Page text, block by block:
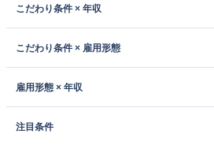
こだわり条件 × 年収
こだわり条件 × 雇用形態
雇用形態 × 年収
注目条件